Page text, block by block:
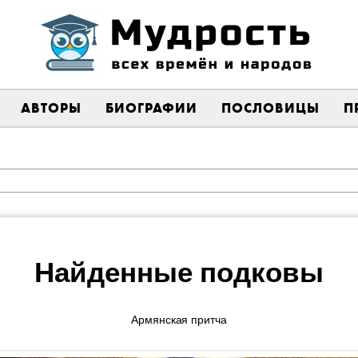
АВТОРЫ БИОГРАФИИ ПОСЛОВИЦЫ
Найденные подковы
Армянская притча